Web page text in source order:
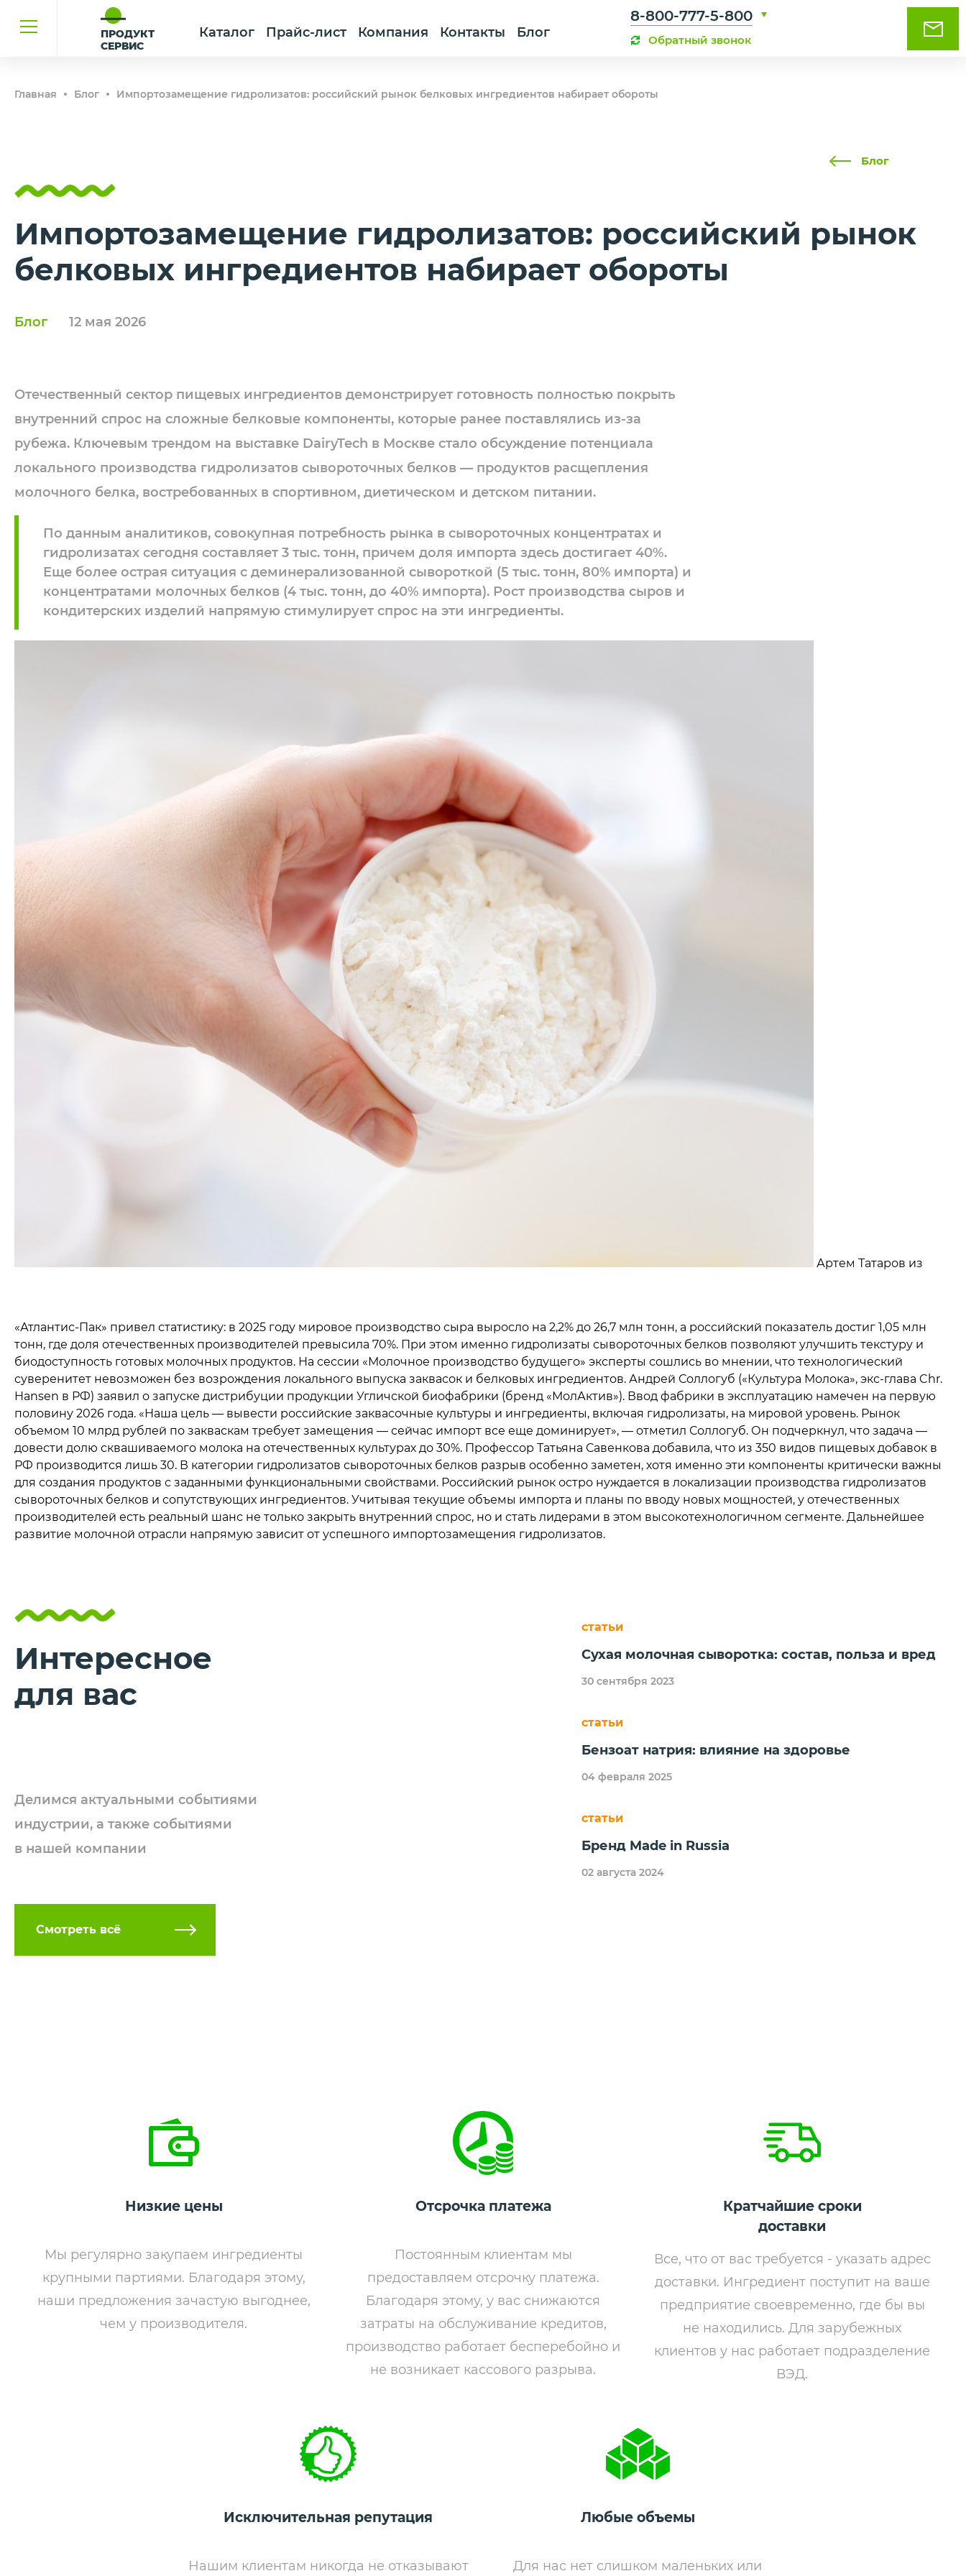
ПРОДУКТ
СЕРВИС
Каталог Прайс-лист Компания Контакты Блог
8-800-777-5-800
Обратный звонок
Главная Блог Импортозамещение гидролизатов: российский рынок белковых ингредиентов набирает обороты
Блог
Импортозамещение гидролизатов: российский рынок
белковых ингредиентов набирает обороты
Блог 12 мая 2026
Отечественный сектор пищевых ингредиентов демонстрирует готовность полностью покрыть
внутренний спрос на сложные белковые компоненты, которые ранее поставлялись из-за
рубежа. Ключевым трендом на выставке DairyTech в Москве стало обсуждение потенциала
локального производства гидролизатов сывороточных белков — продуктов расщепления
молочного белка, востребованных в спортивном, диетическом и детском питании.
По данным аналитиков, совокупная потребность рынка в сывороточных концентратах и
гидролизатах сегодня составляет 3 тыс. тонн, причем доля импорта здесь достигает 40%.
Еще более острая ситуация с деминерализованной сывороткой (5 тыс. тонн, 80% импорта) и
концентратами молочных белков (4 тыс. тонн, до 40% импорта). Рост производства сыров и
кондитерских изделий напрямую стимулирует спрос на эти ингредиенты.
Артем Татаров из
«Атлантис-Пак» привел статистику: в 2025 году мировое производство сыра выросло на 2,2% до 26,7 млн тонн, а российский показатель достиг 1,05 млн
тонн, где доля отечественных производителей превысила 70%. При этом именно гидролизаты сывороточных белков позволяют улучшить текстуру и
биодоступность готовых молочных продуктов. На сессии «Молочное производство будущего» эксперты сошлись во мнении, что технологический
суверенитет невозможен без возрождения локального выпуска заквасок и белковых ингредиентов. Андрей Соллогуб («Культура Молока», экс-глава Chr.
Hansen в РФ) заявил о запуске дистрибуции продукции Угличской биофабрики (бренд «МолАктив»). Ввод фабрики в эксплуатацию намечен на первую
половину 2026 года. «Наша цель — вывести российские заквасочные культуры и ингредиенты, включая гидролизаты, на мировой уровень. Рынок
объемом 10 млрд рублей по закваскам требует замещения — сейчас импорт все еще доминирует», — отметил Соллогуб. Он подчеркнул, что задача —
довести долю сквашиваемого молока на отечественных культурах до 30%. Профессор Татьяна Савенкова добавила, что из 350 видов пищевых добавок в
РФ производится лишь 30. В категории гидролизатов сывороточных белков разрыв особенно заметен, хотя именно эти компоненты критически важны
для создания продуктов с заданными функциональными свойствами. Российский рынок остро нуждается в локализации производства гидролизатов
сывороточных белков и сопутствующих ингредиентов. Учитывая текущие объемы импорта и планы по вводу новых мощностей, у отечественных
производителей есть реальный шанс не только закрыть внутренний спрос, но и стать лидерами в этом высокотехнологичном сегменте. Дальнейшее
развитие молочной отрасли напрямую зависит от успешного импортозамещения гидролизатов.
Интересное
для вас
Делимся актуальными событиями
индустрии, а также событиями
в нашей компании
Смотреть всё
статьи
Cухая молочная сыворотка: состав, польза и вред
30 сентября 2023
статьи
Бензоат натрия: влияние на здоровье
04 февраля 2025
статьи
Бренд Made in Russia
02 августа 2024
Низкие цены
Мы регулярно закупаем ингредиенты
крупными партиями. Благодаря этому,
наши предложения зачастую выгоднее,
чем у производителя.
Отсрочка платежа
Постоянным клиентам мы
предоставляем отсрочку платежа.
Благодаря этому, у вас снижаются
затраты на обслуживание кредитов,
производство работает бесперебойно и
не возникает кассового разрыва.
Кратчайшие сроки
доставки
Все, что от вас требуется - указать адрес
доставки. Ингредиент поступит на ваше
предприятие своевременно, где бы вы
не находились. Для зарубежных
клиентов у нас работает подразделение
ВЭД.
Исключительная репутация
Нашим клиентам никогда не отказывают
Любые объемы
Для нас нет слишком маленьких или